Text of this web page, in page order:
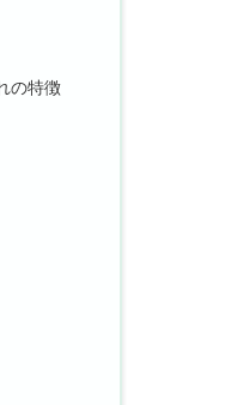
の特徴